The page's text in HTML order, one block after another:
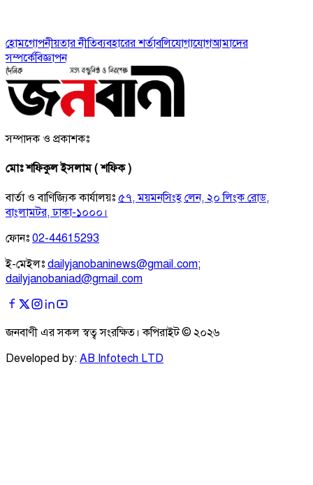
হোমগোপনীয়তার নীতিব্যবহারের শর্তাবলিযোগাযোগআমাদের
সম্পর্কেবিজ্ঞাপন
সম্পাদক ও প্রকাশকঃ
মোঃ শফিকুল ইসলাম ( শফিক )
বার্তা ও বাণিজ্যিক কার্যালয়ঃ ৫৭, ময়মনসিংহ লেন, ২০ লিংক রোড,
বাংলামটর, ঢাকা-১০০০।
ফোনঃ 02-44615293
ই-মেইলঃ dailyjanobaninews@gmail.com;
dailyjanobaniad@gmail.com
জনবাণী এর সকল স্বত্ব সংরক্ষিত। কপিরাইট © ২০২৬
Developed by: AB Infotech LTD